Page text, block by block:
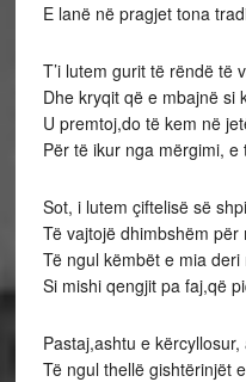
E lanë në pragjet tona
T’i lutem gurit të rëndë të
Dhe kryqit që e mbajnë si
U premtoj,do të kem në
Për të ikur nga mërgimi,
Sot, i lutem çiftelisë së
Të vajtojë dhimbshëm
Të ngul këmbët e mia
Si mishi qengjit pa faj,që
Pastaj,ashtu e
Të ngul thellë gishtërinjët